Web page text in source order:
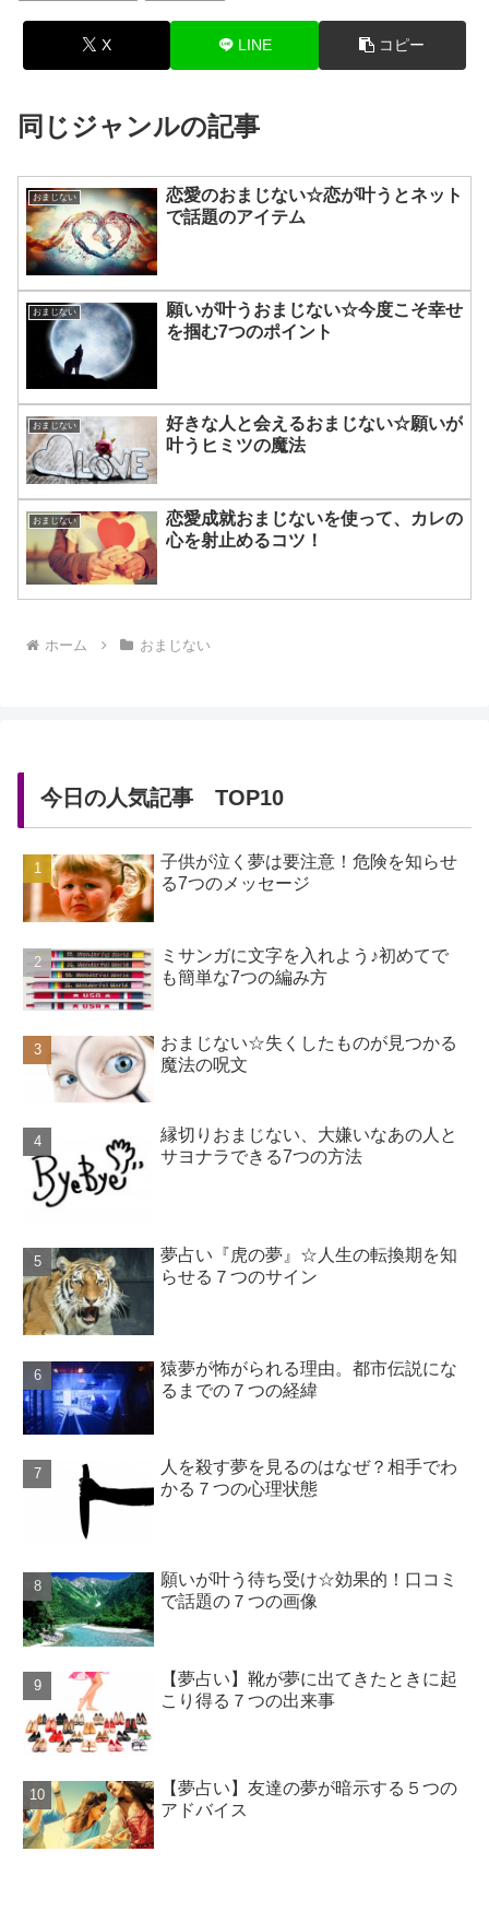
X LINE コピー
同じジャンルの記事
おまじない
恋愛のおまじない☆恋が叶うとネット
で話題のアイテム
おまじない
願いが叶うおまじない☆今度こそ幸せ
を掴む7つのポイント
おまじない
好きな人と会えるおまじない☆願いが
叶うヒミツの魔法
おまじない
恋愛成就おまじないを使って、カレの
心を射止めるコツ！
ホーム おまじない
今日の人気記事 TOP10
子供が泣く夢は要注意！危険を知らせ
る7つのメッセージ
ミサンガに文字を入れよう♪初めてで
も簡単な7つの編み方
おまじない☆失くしたものが見つかる
魔法の呪文
縁切りおまじない、大嫌いなあの人と
サヨナラできる7つの方法
夢占い『虎の夢』☆人生の転換期を知
らせる７つのサイン
猿夢が怖がられる理由。都市伝説にな
るまでの７つの経緯
人を殺す夢を見るのはなぜ？相手でわ
かる７つの心理状態
願いが叶う待ち受け☆効果的！口コミ
で話題の７つの画像
【夢占い】靴が夢に出てきたときに起
こり得る７つの出来事
【夢占い】友達の夢が暗示する５つの
アドバイス